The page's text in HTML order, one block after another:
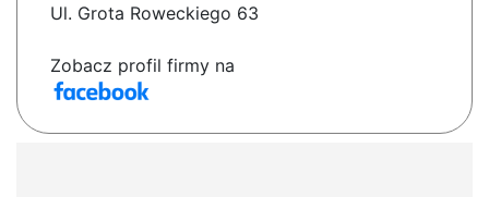
Ul. Grota Roweckiego 63
Zobacz profil firmy na